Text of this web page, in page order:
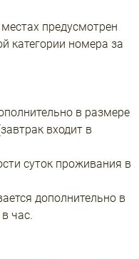
предусмотрен
категории номера за
в размере
входит в
суток проживания в
дополнительно в
час.